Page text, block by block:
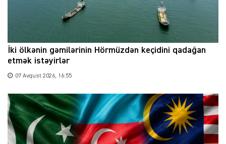
İki ölkənin gəmilərinin Hörmüzdən keçidini qadağan
etmək istəyirlər
07 Avqust 2026, 16:55